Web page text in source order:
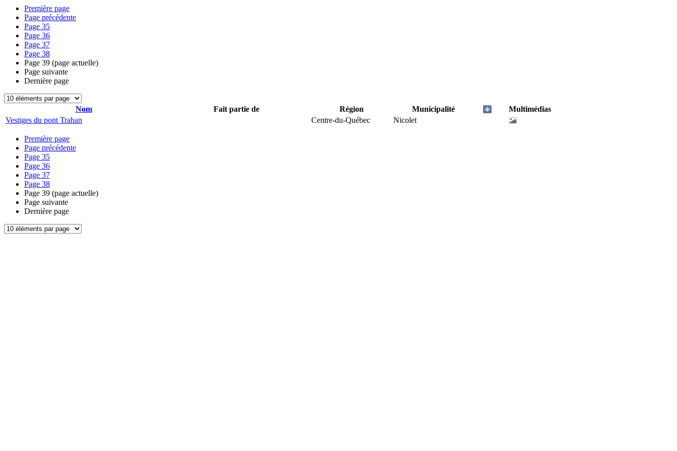
Première page
Page précédente
Page 35
Page 36
Page 37
Page 38
Page 39 (page actuelle)
Page suivante
Dernière page
Nom Fait partie de Région Municipalité
Multimédias
Vestiges du pont Trahan
Centre-du-Québec Nicolet
Première page
Page précédente
Page 35
Page 36
Page 37
Page 38
Page 39 (page actuelle)
Page suivante
Dernière page